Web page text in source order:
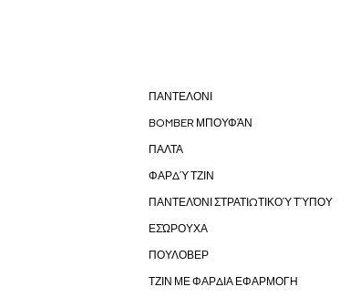
ΠΑΝΤΕΛΟΝΙ
BOMBER ΜΠΟΥΦΆΝ
ΠΑΛΤΑ
ΦΑΡΔΎ ΤΖΙΝ
ΠΑΝΤΕΛΌΝΙ ΣΤΡΑΤΙΩΤΙΚΟΎ ΤΎΠΟΥ
ΕΣΏΡΟΥΧΑ
ΠΟΥΛΟΒΕΡ
ΤΖΙΝ ΜΕ ΦΑΡΔΙΑ ΕΦΑΡΜΟΓΗ